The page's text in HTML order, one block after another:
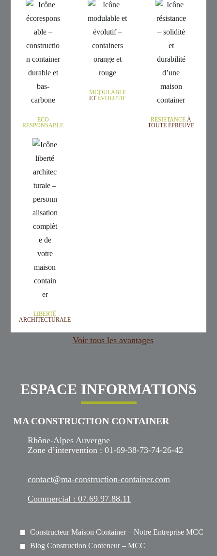
ECO
RESPONSABLE
MODULABLE
ETÉVOLUTIF
RÉSISTANCE À
TOUTE ÉPREUVE
LIBERTÉ
ARCHITECTURALE
Voir tous les avantages
ESPACE INFORMATIONS
MA CONSTRUCTION CONTAINER
Rhône-Alpes Auvergne
Zone d’intervention : 01-69-38-73-74-26-42
contact@ma-construction-container.com
Commercial : 07.69.97.88.11
Constructeur Maison Container – Notre Entreprise MCC
Blog Construction Conteneur – MCC